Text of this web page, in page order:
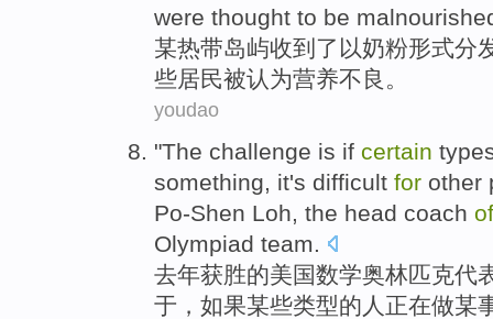
were thought to be
某热带岛屿收到了 以奶粉形式分
些居民被认为营养不良。
youdao
"The challenge is if certain
something
it's difficult for other
Po-Shen Loh, the head coach of
Olympiad team.
去年获胜的美国数学奥林匹克代
于， 如果某些类型的 人 正在做某